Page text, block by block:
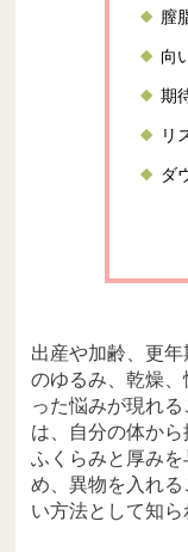
膣
向
期
リ
ダ
出産や加齢、更
のゆるみ、乾燥
った悩みが現れる
は、自分の体か
ふくらみと厚み
め、異物を入れ
い方法として知ら